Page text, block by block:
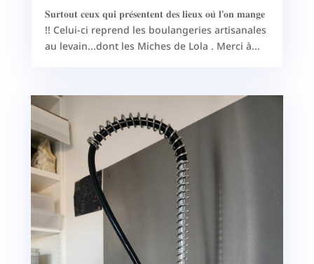
𝐒𝐮𝐫𝐭𝐨𝐮𝐭 𝐜𝐞𝐮𝐱 𝐪𝐮𝐢 𝐩𝐫𝐞́𝐬𝐞𝐧𝐭𝐞𝐧𝐭 𝐝𝐞𝐬 𝐥𝐢𝐞𝐮𝐱 𝐨𝐮̀ 𝐥'𝐨𝐧 𝐦𝐚𝐧𝐠𝐞
!! Celui-ci reprend les boulangeries artisanales
au levain...dont les Miches de Lola . Merci à...